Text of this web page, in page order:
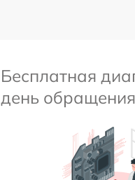
Бесплатная
день обращения